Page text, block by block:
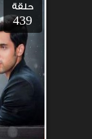
حلقة
439